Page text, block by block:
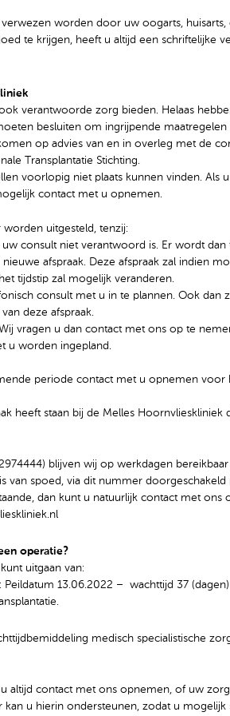
worden door uw oogarts,
te krijgen, heeft u altijd een schriftelijke
verantwoorde zorg bieden. Helaas
besluiten om ingrijpende
op advies van en in overleg met de
Transplantatie Stichting.
voorlopig niet plaats kunnen vinden. Als
contact met u opnemen.
uitgesteld, tenzij:
consult niet verantwoord is. Er wordt
afspraak. Deze afspraak zal indien
tijdstip zal mogelijk veranderen.
consult met u in te plannen. Ook dan
deze afspraak.
vragen u dan contact met ons op te
u worden ingepland.
periode contact met u opnemen voor
heeft staan bij de Melles
blijven wij op werkdagen
van spoed, via dit nummer doorgeschakeld
dan kunt u natuurlijk contact met
operatie?
uitgaan van:
13.06.2022 – wachttijd 37 (dagen)
medisch specialistische
altijd contact met ons opnemen, of uw
u hierin ondersteunen, zodat u